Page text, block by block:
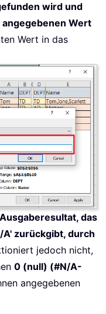
wird und
angegebenen Wert
Wert in das
das
A' zurückgibt, durch
jedoch nicht,
0 (null) (#N/A-
angegebenen